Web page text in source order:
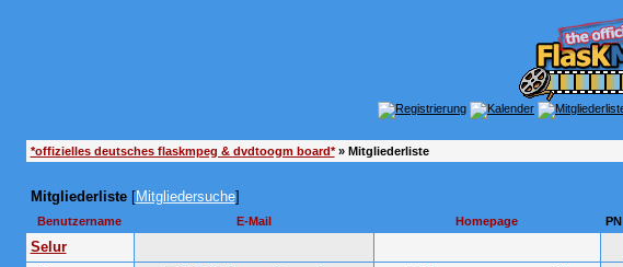
*offizielles deutsches flaskmpeg & dvdtoogm board*» Mitgliederliste
Mitgliederliste[Mitgliedersuche]
Benutzername E-Mail Homepage PN
Selur